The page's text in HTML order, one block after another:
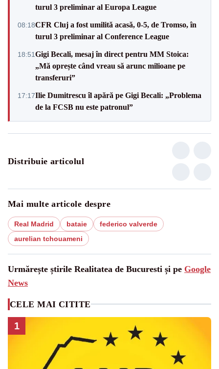
turul 3 preliminar al Europa League
08:18CFR Cluj a fost umilită acasă, 0-5, de Tromso, în
turul 3 preliminar al Conference League
18:51Gigi Becali, mesaj în direct pentru MM Stoica:
„Mă oprește când vreau să arunc milioane pe
transferuri”
17:17Ilie Dumitrescu îl apără pe Gigi Becali: „Problema
de la FCSB nu este patronul”
Distribuie articolul
Mai multe articole despre
Real Madrid bataie
federico valverde
aurelian tchouameni
Urmărește știrile Realitatea de Bucuresti și pe Google
News
CELE MAI CITITE
1